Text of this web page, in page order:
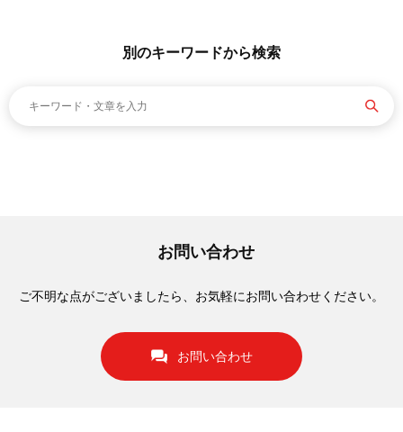
別のキーワードから検索
お問い合わせ
ご不明な点がございましたら、お気軽にお問い合わせください。
お問い合わせ